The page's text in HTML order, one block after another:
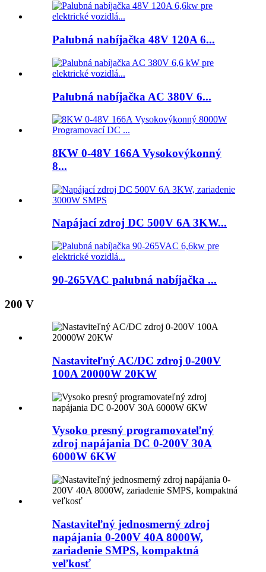
Palubná nabíjačka 48V 120A 6...
Palubná nabíjačka AC 380V 6...
8KW 0-48V 166A Vysokovýkonný
8...
Napájací zdroj DC 500V 6A 3KW...
90-265VAC palubná nabíjačka ...
200 V
Nastaviteľný AC/DC zdroj 0-200V
100A 20000W 20KW
Vysoko presný programovateľný
zdroj napájania DC 0-200V 30A
6000W 6KW
Nastaviteľný jednosmerný zdroj
napájania 0-200V 40A 8000W,
zariadenie SMPS, kompaktná
veľkosť